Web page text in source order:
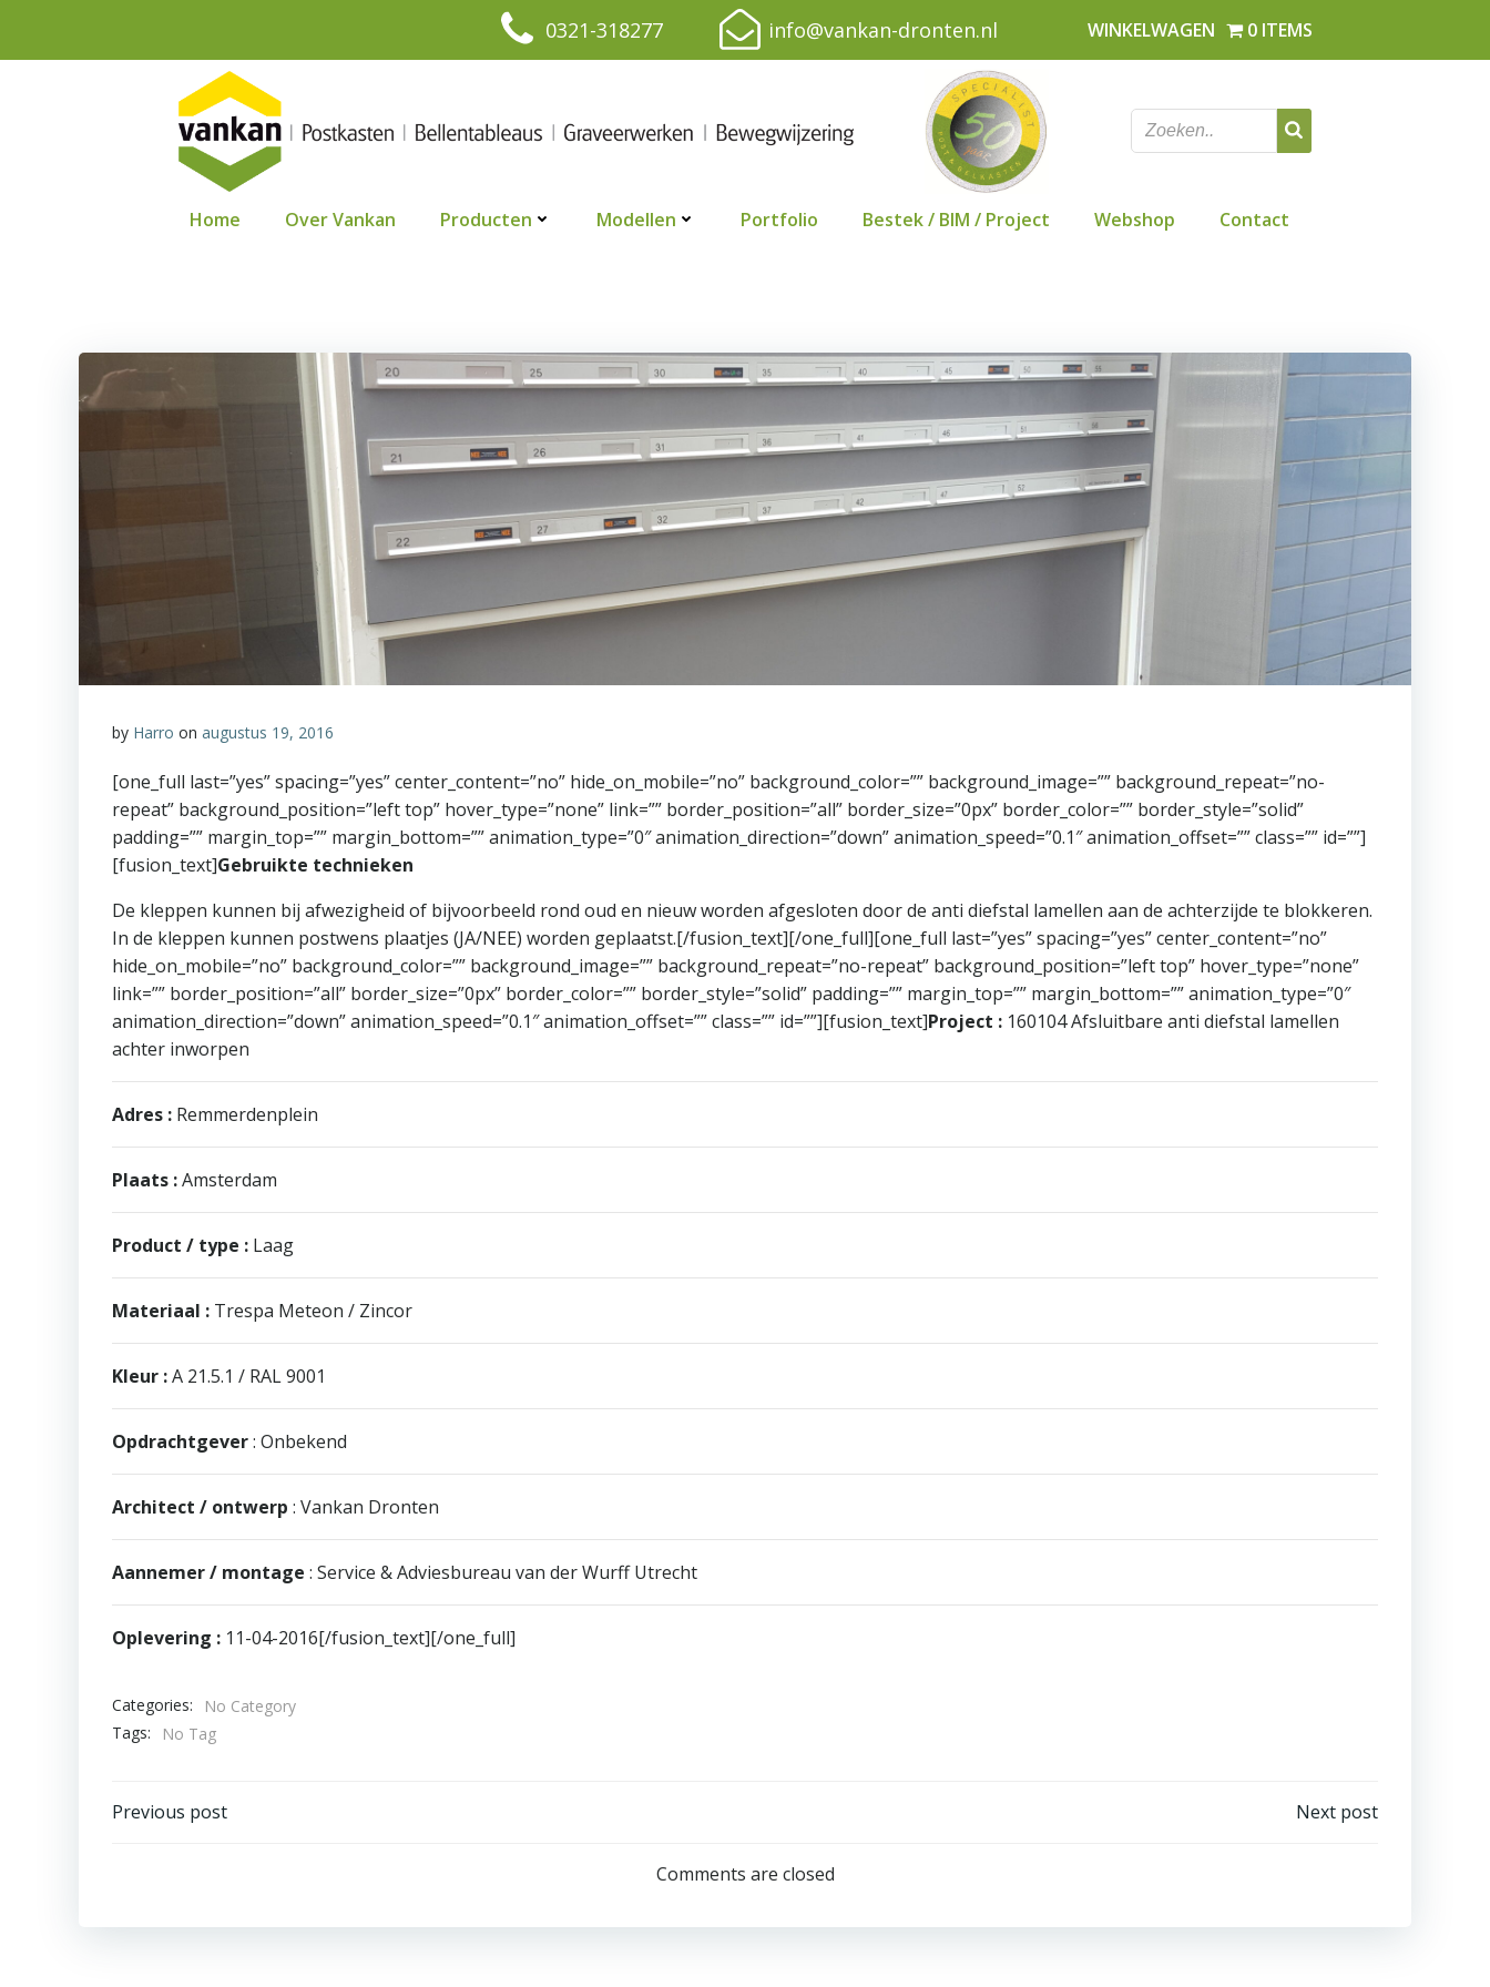
de
0321-318277 info@vankan-dronten.nl WINKELWAGEN 0 ITEMS
Home Over Vankan Producten Modellen Portfolio Bestek / BIM / Project Webshop Contact
by Harro on augustus 19, 2016
[one_full last=”yes” spacing=”yes” center_content=”no” hide_on_mobile=”no” background_color=”” background_image=”” background_repeat=”no-
repeat” background_position=”left top” hover_type=”none” link=”” border_position=”all” border_size=”0px” border_color=”” border_style=”solid”
padding=”” margin_top=”” margin_bottom=”” animation_type=”0″ animation_direction=”down” animation_speed=”0.1″ animation_offset=”” class=”” id=””]
[fusion_text]Gebruikte technieken
De kleppen kunnen bij afwezigheid of bijvoorbeeld rond oud en nieuw worden afgesloten door de anti diefstal lamellen aan de achterzijde te blokkeren.
In de kleppen kunnen postwens plaatjes (JA/NEE) worden geplaatst.[/fusion_text][/one_full][one_full last=”yes” spacing=”yes” center_content=”no”
hide_on_mobile=”no” background_color=”” background_image=”” background_repeat=”no-repeat” background_position=”left top” hover_type=”none”
link=”” border_position=”all” border_size=”0px” border_color=”” border_style=”solid” padding=”” margin_top=”” margin_bottom=”” animation_type=”0″
animation_direction=”down” animation_speed=”0.1″ animation_offset=”” class=”” id=””][fusion_text]Project : 160104 Afsluitbare anti diefstal lamellen
achter inworpen
Adres : Remmerdenplein
Plaats :Amsterdam
Product / type : Laag
Materiaal : Trespa Meteon / Zincor
Kleur :A 21.5.1 / RAL 9001
Opdrachtgever: Onbekend
Architect / ontwerp : Vankan Dronten
Aannemer / montage : Service & Adviesbureau van der Wurff Utrecht
Oplevering : 11-04-2016[/fusion_text][/one_full]
Categories:
No Category
Tags:
No Tag
Bericht
Previous post
navigatie
Next post
Comments are closed